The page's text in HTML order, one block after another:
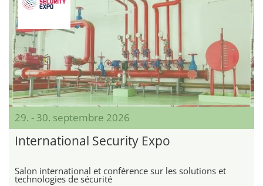
29. - 30. septembre 2026
International Security Expo
Salon international et conférence sur les solutions et
technologies de sécurité